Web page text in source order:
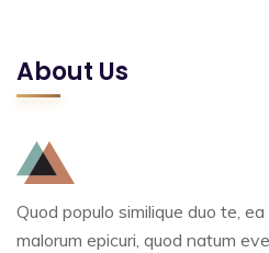
About Us
Quod populo similique duo te,
malorum epicuri, quod natum